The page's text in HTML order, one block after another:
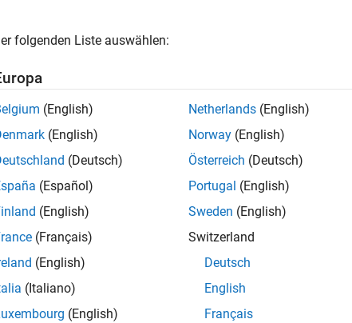
of 302.031
folgenden Liste auswählen:
(English)
(English)
(Deutsch)
(Español)
(English)
(Français)
(English)
(Italiano)
(English)
Netherlands (English)
Norway (English)
Österreich (Deutsch)
Portugal (English)
Sweden (English)
Switzerland
Deutsch
English
Français